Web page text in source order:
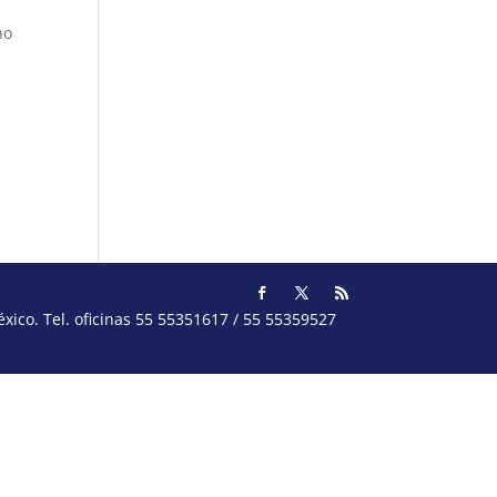
Tel. oficinas 55 55351617 / 55 55359527